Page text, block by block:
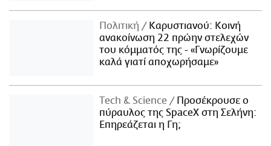
Πολιτική
Καρυστιανού: Κοινή
ανακοίνωση 22 πρώην στελεχών
του κόμματός της - «Γνωρίζουμε
καλά γιατί αποχωρήσαμε»
Τech & Science
Προσέκρουσε ο
πύραυλος της SpaceX στη Σελήνη:
Επηρεάζεται η Γη;